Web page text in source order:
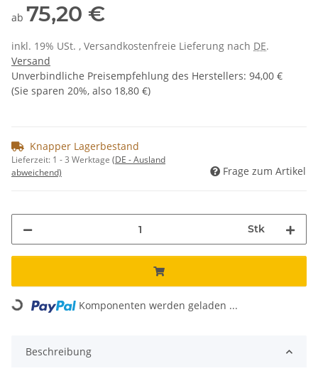
ab 75,20 €
inkl. 19% USt. , Versandkostenfreie Lieferung nach DE.
Versand
Unverbindliche Preisempfehlung des Herstellers: 94,00 €
(Sie sparen 20%, also 18,80 €)
Knapper Lagerbestand
Lieferzeit: 1 - 3 Werktage (DE - Ausland
abweichend)
Frage zum Artikel
Stk
Loading... Komponenten werden geladen ...
Beschreibung